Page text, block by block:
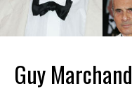
Guy Marchand